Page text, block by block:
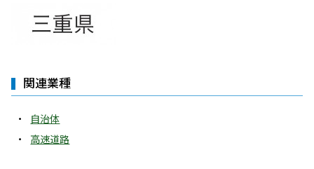
関連業種
自治体
高速道路